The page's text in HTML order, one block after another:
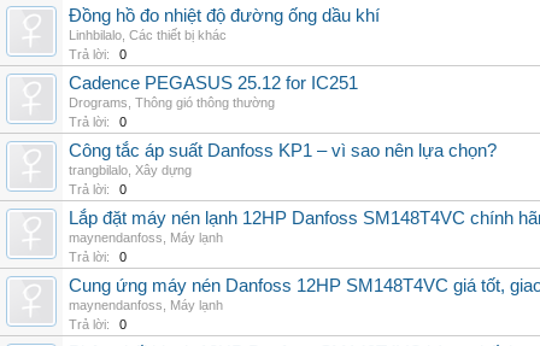
Đồng hồ đo nhiệt độ đường ống dầu khí
Linhbilalo Các thiết bị khác
Trả lời:
0
Cadence PEGASUS 25.12 for IC251
Drograms Thông gió thông thường
Trả lời:
0
Công tắc áp suất Danfoss KP1 – vì sao nên lựa chọn?
trangbilalo Xây dựng
Trả lời:
0
Lắp đặt máy nén lạnh 12HP Danfoss SM148T4VC chính
maynendanfoss
Máy lạnh
Trả lời:
0
Cung ứng máy nén Danfoss 12HP SM148T4VC giá tốt,
maynendanfoss
Máy lạnh
Trả lời:
0